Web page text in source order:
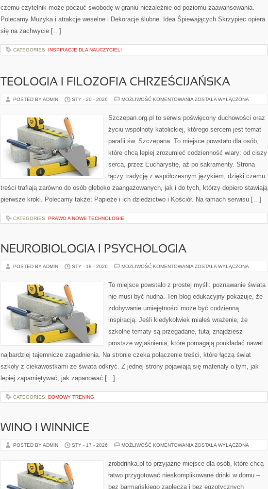
czemu czytelnik może poczuć swobodę w graniu niezależnie od poziomu zaawansowania.
Polecamy Muzyka i atrakcje weselne i Dekoracje ślubne. Idea Śpiewających Skrzypiec opiera
się na zachwycie […]
CATEGORIES: INSPIRACJE DLA NAUCZYCIELI
TEOLOGIA I FILOZOFIA CHRZEŚCIJAŃSKA
POSTED BY ADMIN STY - 20 - 2026 MOŻLIWOŚĆ KOMENTOWANIA TEOLOGIA
CHRZEŚCIJAŃSKA
ZOSTAŁA WYŁĄCZONA
Szczepan.org.pl to serwis poświęcony duchowości oraz
życiu wspólnoty katolickiej, którego sercem jest temat
parafii św. Szczepana. To miejsce powstało dla osób,
które chcą lepiej zrozumieć codzienność wiary: od ciszy
serca, przez Eucharystię, aż po sakramenty. Strona
łączy tradycję z współczesnym językiem, dzięki czemu
treści trafiają zarówno do osób głęboko zaangażowanych, jak i do tych, którzy dopiero stawiają
pierwsze kroki. Polecamy także: Papieże i ich dziedzictwo i Kościół. Na łamach serwisu […]
CATEGORIES: PRAWO A NOWE TECHNOLOGIE
NEUROBIOLOGIA I PSYCHOLOGIA
POSTED BY ADMIN STY - 18 - 2026 MOŻLIWOŚĆ KOMENTOWANIA NEUROBIOLOGIA
ZOSTAŁA WYŁĄCZONA
To miejsce powstało z prostej myśli: poznawanie świata
nie musi być nudna. Ten blog edukacyjny pokazuje, że
zdobywanie umiejętności może być codzienną
inspiracją. Jeśli kiedykolwiek miałeś wrażenie, że
szkolne tematy są przegadane, tutaj znajdziesz
prostsze wyjaśnienia, które pomagają poukładać nawet
najbardziej tajemnicze zagadnienia. Na stronie czeka połączenie treści, które łączą świat
szkoły z ciekawostkami ze świata odkryć. Z jednej strony pojawiają się materiały o tym, jak
lepiej zapamiętywać, jak zapanować […]
CATEGORIES: DOMOWY TRENING
WINO I WINNICE
POSTED BY ADMIN STY - 17 - 2026 MOŻLIWOŚĆ KOMENTOWANIA WINO
ZOSTAŁA WYŁĄCZONA
zrobdrinka.pl to przyjazne miejsce dla osób, które chcą
łatwo przygotować nieskomplikowane drinki w domu –
bez barmańskiego zaplecza i bez egzotycznych